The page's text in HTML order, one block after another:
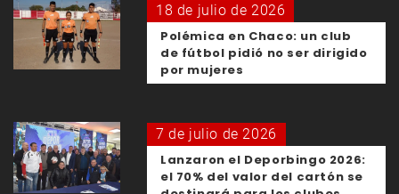
18 de julio de 2026
Polémica en Chaco: un club
de fútbol pidió no ser dirigido
por mujeres
7 de julio de 2026
Lanzaron el Deporbingo 2026:
el 70% del valor del cartón se